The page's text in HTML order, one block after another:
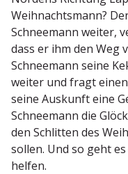
Weihnachtsmann?
Schneemann weiter,
dass er ihm den Weg
Schneemann seine
weiter und fragt
seine Auskunft eine
Schneemann die
den Schlitten des
sollen. Und so geht
helfen.